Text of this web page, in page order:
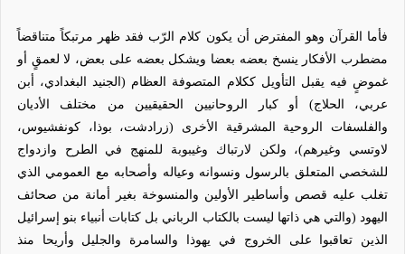
فأما القرآن وهو المفترض أن يكون كلام الرّب فقد ظهر مرتبكاً متناقضاً
مضطرب الأفكار ينسخ بعضه بعضا ويشكل بعضه على بعض، لا لعمقٍ أو
غموضٍ فيه يقبل التأويل ككلام المتصوفة العظام (الجنيد البغدادي، أبن
عربي، الحلاج) أو كبار الروحانيين الحقيقيين من مختلف الأديان
والفلسفات الروحية المشرقية الأخرى (زرادشت، بوذا، كونفشيوس،
لاوتسي وغيرهم)، ولكن لارتباك وغيبوبة للمنهج في الطرح وازدواج
للشخصي المتعلق بالرسول ونسوانه وعياله وأصحابه مع العمومي الذي
تغلب عليه قصص وأساطير الأولين والمنسوخة بغير أمانة من صحائف
اليهود (والتي هي ذاتها ليست بالكتاب الرباني بل كتابات أنبياء بنو إسرائيل
الذين تعاقبوا على الخروج في يهوذا والسامرة والجليل وأريحا منذ